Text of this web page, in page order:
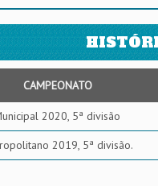
CAMPEONATO
2020, 5ª divisão
2019, 5ª divisão.